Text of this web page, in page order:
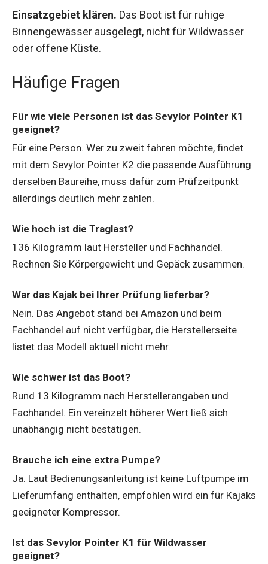
Einsatzgebiet klären. Das Boot ist für ruhige
Binnengewässer ausgelegt, nicht für Wildwasser
oder offene Küste.
Häufige Fragen
Für wie viele Personen ist das Sevylor Pointer K1
geeignet?
Für eine Person. Wer zu zweit fahren möchte, findet
mit dem Sevylor Pointer K2 die passende Ausführung
derselben Baureihe, muss dafür zum Prüfzeitpunkt
allerdings deutlich mehr zahlen.
Wie hoch ist die Traglast?
136 Kilogramm laut Hersteller und Fachhandel.
Rechnen Sie Körpergewicht und Gepäck zusammen.
War das Kajak bei Ihrer Prüfung lieferbar?
Nein. Das Angebot stand bei Amazon und beim
Fachhandel auf nicht verfügbar, die Herstellerseite
listet das Modell aktuell nicht mehr.
Wie schwer ist das Boot?
Rund 13 Kilogramm nach Herstellerangaben und
Fachhandel. Ein vereinzelt höherer Wert ließ sich
unabhängig nicht bestätigen.
Brauche ich eine extra Pumpe?
Ja. Laut Bedienungsanleitung ist keine Luftpumpe im
Lieferumfang enthalten, empfohlen wird ein für Kajaks
geeigneter Kompressor.
Ist das Sevylor Pointer K1 für Wildwasser
geeignet?